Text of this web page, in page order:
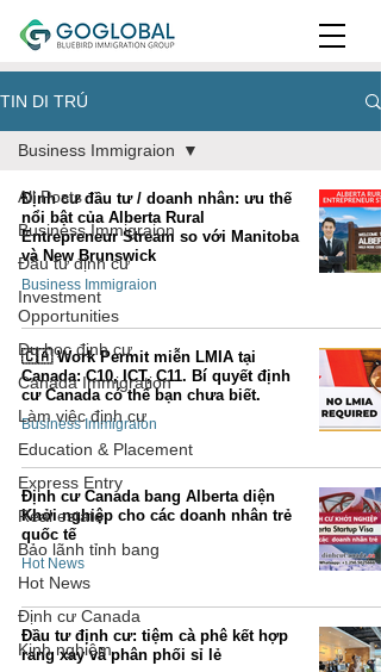
TIN DI TRÚ
All Posts
Business Immigraion
Đầu tư định cư
Investment
Opportunities
Du học định cư
Canada Immigration
Làm việc định cư
Education & Placement
Express Entry
Real estate
Bảo lãnh tỉnh bang
Hot News
Định cư Canada
Kinh nghiệm
Business Immigraion
Định cư đầu tư / doanh nhân: ưu thế
nổi bật của Alberta Rural
Entrepreneur Stream so với Manitoba
và New Brunswick
Business Immigraion
🇨🇦 Work Permit miễn LMIA tại
Canada: C10, ICT, C11. Bí quyết định
cư Canada có thể bạn chưa biết.
Business Immigraion
Định cư Canada bang Alberta diện
Khởi nghiệp cho các doanh nhân trẻ
quốc tế
Hot News
Đầu tư định cư: tiệm cà phê kết hợp
rang xay và phân phối sỉ lẻ